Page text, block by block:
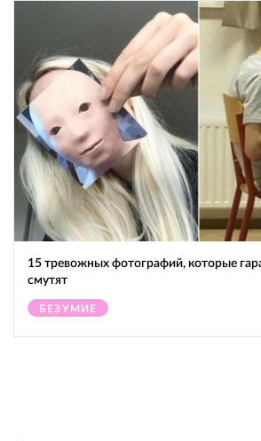
15 тревожных фотографий, которые
смутят
БЕЗУМИЕ